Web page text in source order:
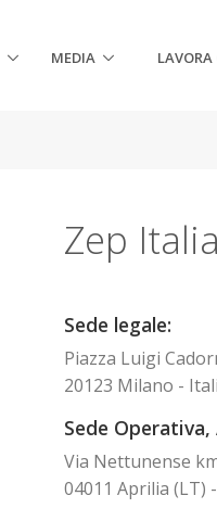
MEDIA
Zep
Sede legale:
Piazza Luigi
20123 Milano -
Sede
Via Nettunense
04011 Aprilia (LT)